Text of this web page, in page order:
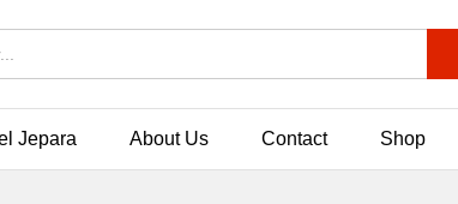
Jepara About Us Contact Shop